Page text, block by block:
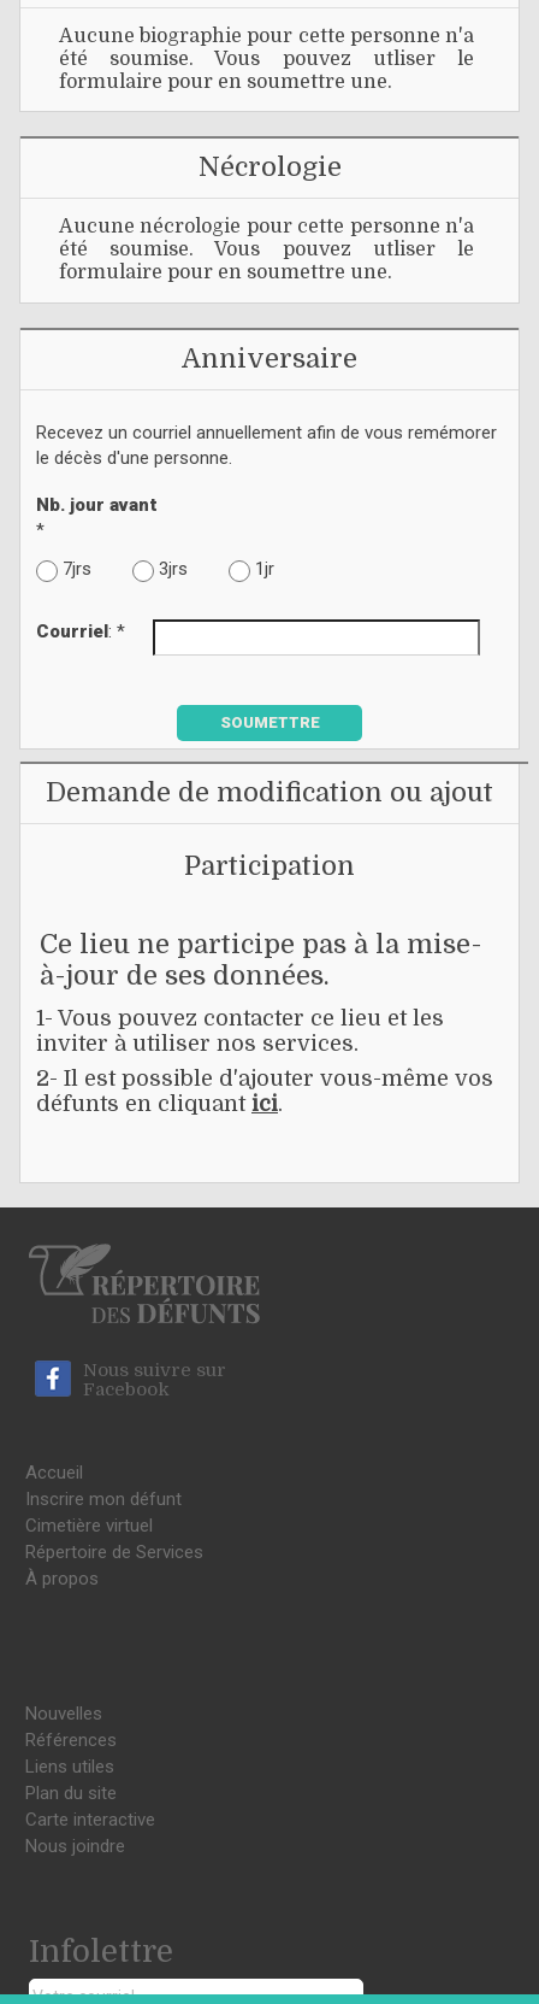
Aucune biographie pour cette personne n'a
été soumise. Vous pouvez utliser le
formulaire pour en soumettre une.
Nécrologie
Aucune nécrologie pour cette personne n'a
été soumise. Vous pouvez utliser le
formulaire pour en soumettre une.
Anniversaire
Recevez un courriel annuellement afin de vous remémorer
le décès d'une personne.
Nb. jour avant
*
7jrs
3jrs 1jr
Courriel : *
SOUMETTRE
Demande de modification ou ajout
Participation
Ce lieu ne participe pas à la mise-
à-jour de ses données.
1- Vous pouvez contacter ce lieu et les
inviter à utiliser nos services.
2- Il est possible d'ajouter vous-même vos
défunts en cliquant ici.
Nous suivre sur
Facebook
Accueil
Inscrire mon défunt
Cimetière virtuel
Répertoire de Services
À propos
Nouvelles
Références
Liens utiles
Plan du site
Carte interactive
Nous joindre
Infolettre